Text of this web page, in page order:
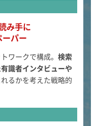
み手に
パー
ワークで構成。 検索
識者インタビューや
るかを考えた戦略的